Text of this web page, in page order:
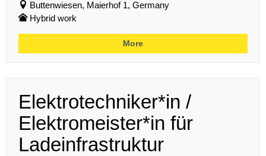
Buttenwiesen, Maierhof 1, Germany
Hybrid work
More
Elektrotechniker*in /
Elektromeister*in für
Ladeinfrastruktur